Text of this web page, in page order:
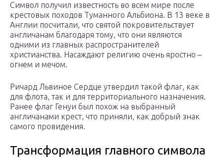
Символ получил известность во всем мире после
крестовых походов Туманного Альбиона. В 13 веке в
Англии посчитали, что святой покровительствует
англичанам благодаря тому, что они являются
одними из главных распространителей
христианства. Насаждают религию очень яростно –
огнем и мечом.
Ричард Львиное Сердце утвердил такой флаг, как
для флота, так и для территориального назначения.
Ранее флаг Генуи был похож на выбранный
англичанами крест, что приняли, как добрый знак
самого провидения.
Трансформация главного символа